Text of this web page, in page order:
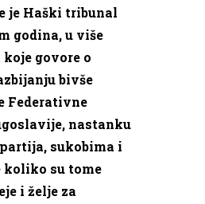
je Haški tribunal
godina, u više
govore o
bivše
Federativne
nastanku
sukobima i
koliko su tome
i želje za